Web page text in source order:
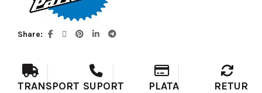
Share
TRANSPORT SUPORT
PLATA
RETUR